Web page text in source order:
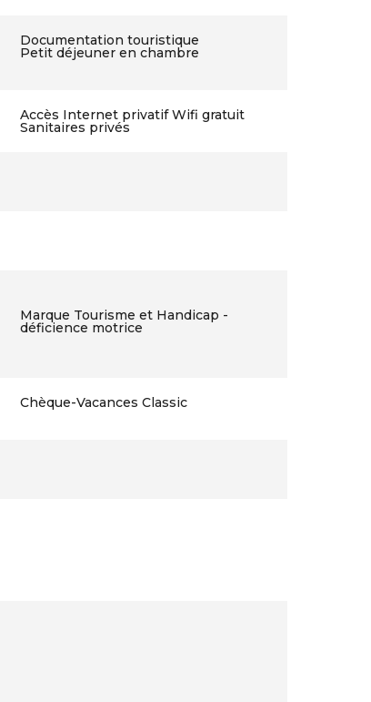
Documentation touristique
Petit déjeuner en chambre
Accès Internet privatif Wifi gratuit
Sanitaires privés
Marque Tourisme et Handicap -
déficience motrice
Chèque-Vacances Classic